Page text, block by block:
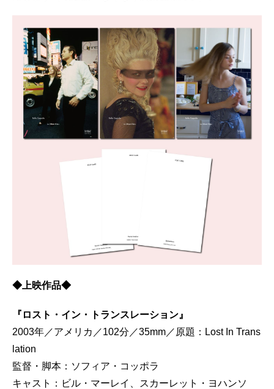
◆上映作品◆
『ロスト・イン・トランスレーション』
2003年／アメリカ／102分／35mm／原題：Lost In Trans
lation
監督・脚本：ソフィア・コッポラ
キャスト：ビル・マーレイ、スカーレット・ヨハンソ